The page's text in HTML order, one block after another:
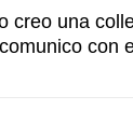
creo una
con